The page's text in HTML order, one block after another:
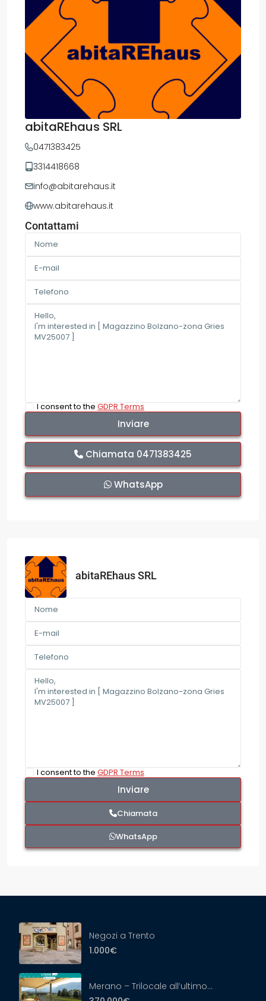
abitaREhaus SRL
0471383425
3314418668
info@abitarehaus.it
www.abitarehaus.it
Contattami
I consent to theGDPR Terms
Chiamata 0471383425
WhatsApp
abitaREhaus SRL
I consent to the GDPR Terms
Chiamata
WhatsApp
Negozi a Trento
1.000€
Merano – Trilocale all’ultimo...